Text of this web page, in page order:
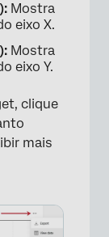
×
Mostra
eixo X.
Mostra
eixo Y.
clique
mais